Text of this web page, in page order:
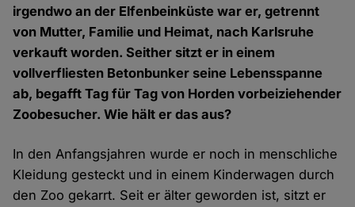
irgendwo an der Elfenbeinküste war er, getrennt
von Mutter, Familie und Heimat, nach Karlsruhe
verkauft worden. Seither sitzt er in einem
vollverfliesten Betonbunker seine Lebensspanne
ab, begafft Tag für Tag von Horden vorbeiziehender
Zoobesucher. Wie hält er das aus?
In den Anfangsjahren wurde er noch in menschliche
Kleidung gesteckt und in einem Kinderwagen durch
den Zoo gekarrt. Seit er älter geworden ist, sitzt er